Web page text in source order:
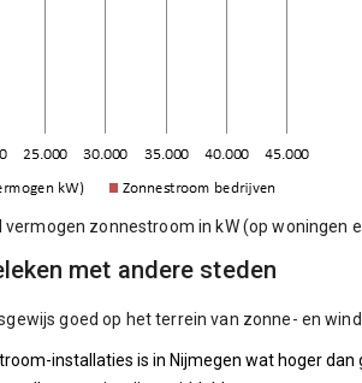
zonnestroom in kW (op woningen
met andere steden
goed op het terrein van zonne- en
installaties is in Nijmegen wat hoger dan